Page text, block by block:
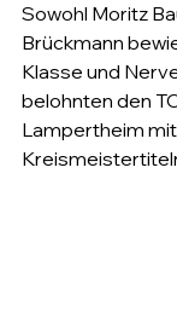
Sowohl Moritz
Brückmann
Klasse und
belohnten den
Lampertheim